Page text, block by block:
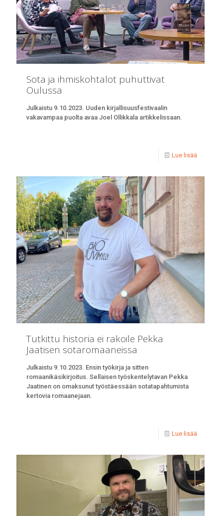
Sota ja ihmiskohtalot puhuttivat
Oulussa
Julkaistu 9.10.2023. Uuden kirjallisuusfestivaalin
vakavampaa puolta avaa Joel Ollikkala artikkelissaan.
Lue lisää
Tutkittu historia ei rakoile Pekka
Jaatisen sotaromaaneissa
Julkaistu 9.10.2023. Ensin työkirja ja sitten
romaanikäsikirjoitus. Sellaisen työskentelytavan Pekka
Jaatinen on omaksunut työstäessään sotatapahtumista
kertovia romaanejaan.
Lue lisää